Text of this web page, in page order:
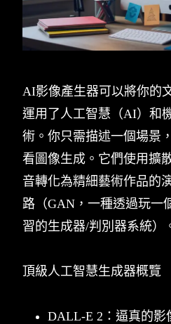
AI影像產生器可以將你的
運用了人工智慧（AI）和
術。你只需描述一個場景
看圖像生成。它們使用擴
音轉化為精細藝術作品的
路（GAN，一種透過玩一
習的生成器/判別器系統）
頂級人工智慧生成器概覽
DALL-E 2：逼真的影